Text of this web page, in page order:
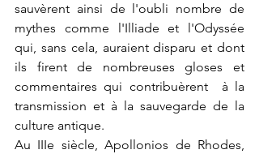
sauvèrent ainsi de l'oubli nombre de
mythes comme l'Illiade et l'Odyssée
qui, sans cela, auraient disparu et dont
ils firent de nombreuses gloses et
commentaires qui contribuèrent  à la
transmission et à la sauvegarde de la
culture antique.
Au IIIe siècle, Apollonios de Rhodes,